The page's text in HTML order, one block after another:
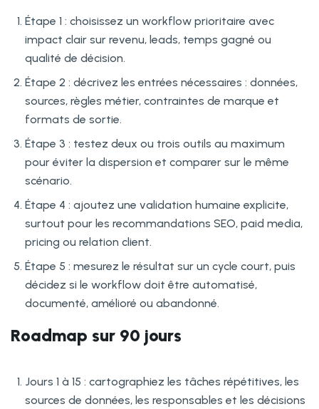
Étape 1 : choisissez un workflow prioritaire avec
impact clair sur revenu, leads, temps gagné ou
qualité de décision.
Étape 2 : décrivez les entrées nécessaires : données,
sources, règles métier, contraintes de marque et
formats de sortie.
Étape 3 : testez deux ou trois outils au maximum
pour éviter la dispersion et comparer sur le même
scénario.
Étape 4 : ajoutez une validation humaine explicite,
surtout pour les recommandations SEO, paid media,
pricing ou relation client.
Étape 5 : mesurez le résultat sur un cycle court, puis
décidez si le workflow doit être automatisé,
documenté, amélioré ou abandonné.
Roadmap sur 90 jours
Jours 1 à 15 : cartographiez les tâches répétitives, les
sources de données, les responsables et les décisions